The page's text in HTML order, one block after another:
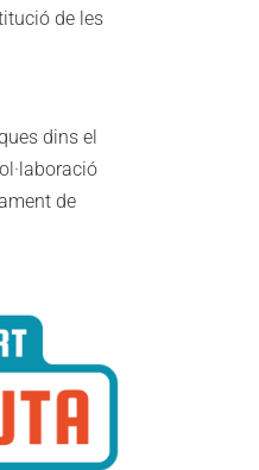
de les
dins el
de